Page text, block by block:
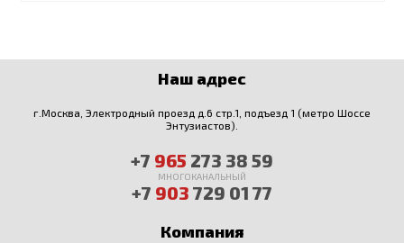
Наш адрес
г.Москва, Электродный проезд д.6 стр.1, подъезд 1 (метро Шоссе
Энтузиастов).
+7 965 273 38 59
МНОГОКАНАЛЬНЫЙ
+7 903 729 01 77
Компания